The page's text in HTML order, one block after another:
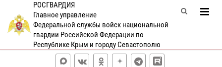
РОСГВАРДИЯ
Главное управление
Федеральной службы войск национальной
гвардии Российской Федерации по
Республике Крым и городу Севастополю